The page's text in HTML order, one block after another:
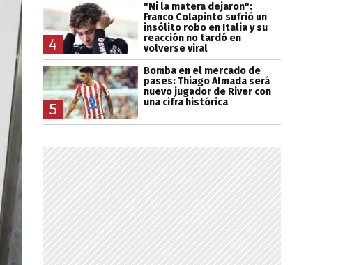
4
"Ni la matera dejaron":
Franco Colapinto sufrió un
insólito robo en Italia y su
reacción no tardó en
volverse viral
5
Bomba en el mercado de
pases: Thiago Almada será
nuevo jugador de River con
una cifra histórica